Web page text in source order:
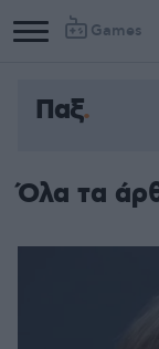
Games
Παξ
Όλα τα